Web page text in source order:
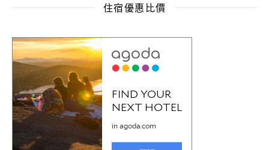
住宿優惠比價